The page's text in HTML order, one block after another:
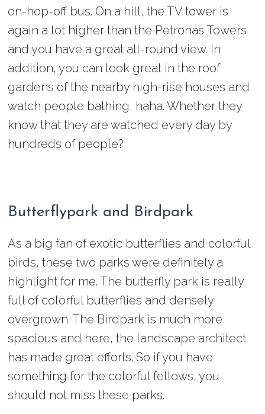
on-hop-off bus. On a hill, the TV tower is
again a lot higher than the Petronas Towers
and you have a great all-round view. In
addition, you can look great in the roof
gardens of the nearby high-rise houses and
watch people bathing, haha. Whether they
know that they are watched every day by
hundreds of people?
Butterflypark and Birdpark
As a big fan of exotic butterflies and colorful
birds, these two parks were definitely a
highlight for me. The butterfly park is really
full of colorful butterflies and densely
overgrown. The Birdpark is much more
spacious and here, the landscape architect
has made great efforts. So if you have
something for the colorful fellows, you
should not miss these parks.